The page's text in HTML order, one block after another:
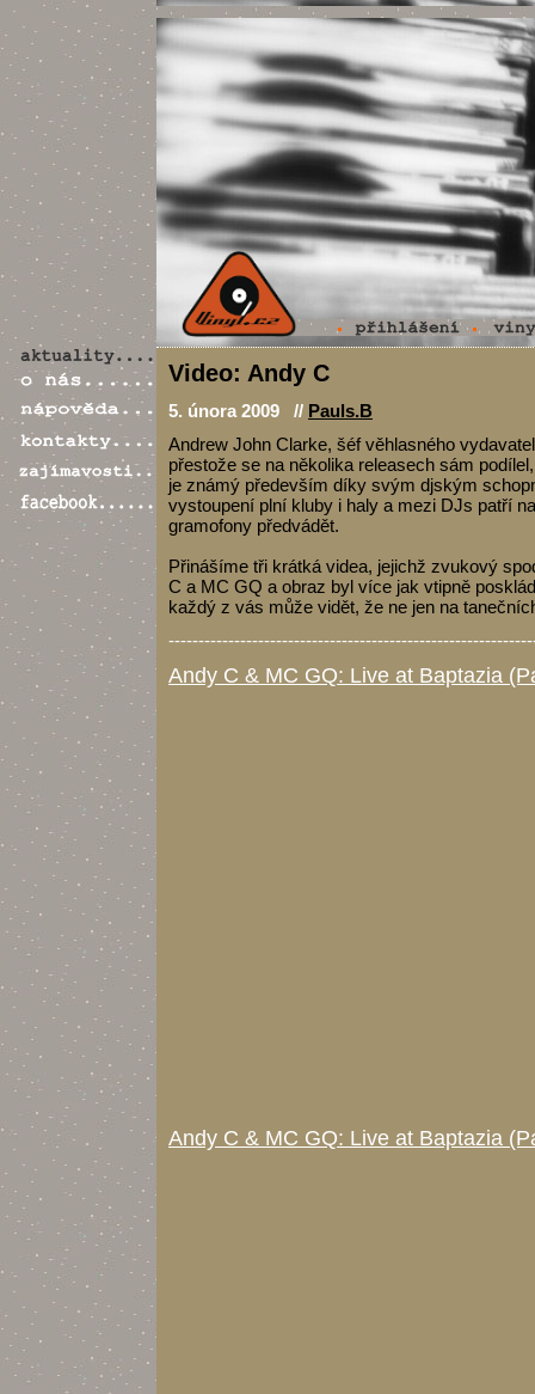
Video: Andy C
5. února 2009 // Pauls.B
Andrew John Clarke, šéf věhlasného
přestože se na několika releasech sám podílel,
je známý především díky svým djským
vystoupení plní kluby i haly a mezi DJs patří
gramofony předvádět.
Přinášíme tři krátká videa, jejichž zvukový
C a MC GQ a obraz byl více jak vtipně
každý z vás může vidět, že ne jen na
Andy C & MC GQ: Live at Baptazia
Andy C & MC GQ: Live at Baptazia